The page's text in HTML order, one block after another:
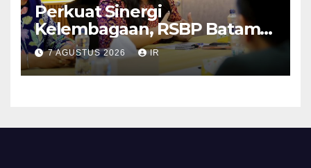
Perkuat Sinergi
Kelembagaan, RSBP Batam
dan BPOM Pastikan
Pelayanan dan Ketersediaan
Obat Aman
7 AGUSTUS 2026 IR